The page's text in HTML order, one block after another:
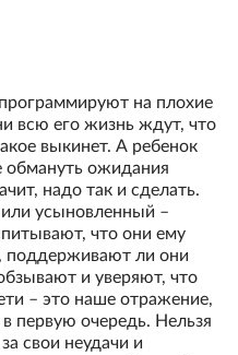
на плохие
всю его жизнь ждут, что
выкинет. А ребенок
обмануть ожидания
надо так и сделать.
усыновленный –
что они ему
поддерживают ли они
и уверяют, что
– это наше отражение,
первую очередь. Нельзя
свои неудачи и